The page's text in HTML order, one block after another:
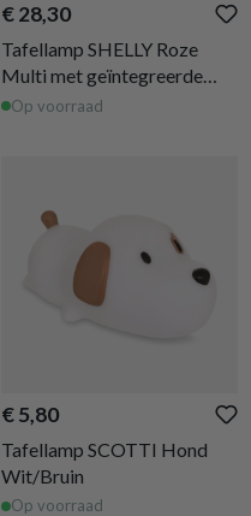
€ 28,30
Tafellamp SHELLY Roze
Multi met geïntegreerde
LED
Op voorraad
€ 5,80
Tafellamp SCOTTI Hond
Wit/Bruin
Op voorraad